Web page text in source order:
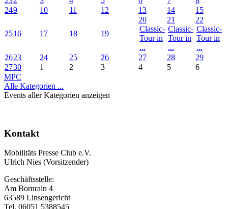
249 10 11 12 13 14 15
2516 17 18 19
20
Classic-
Tour in
...
21
Classic-
Tour in
...
22
Classic-
Tour in
...
2623 24 25 26 27 28
29
2730 1 2 3 4 5
6
MPC
Alle Kategorien ...
Events aller Kategorien anzeigen
Kontakt
Mobilitäts Presse Club e.V.
Ulrich Nies (Vorsitzender)
Geschäftsstelle:
Am Bornrain 4
63589 Linsengericht
Tel. 06051 5388545